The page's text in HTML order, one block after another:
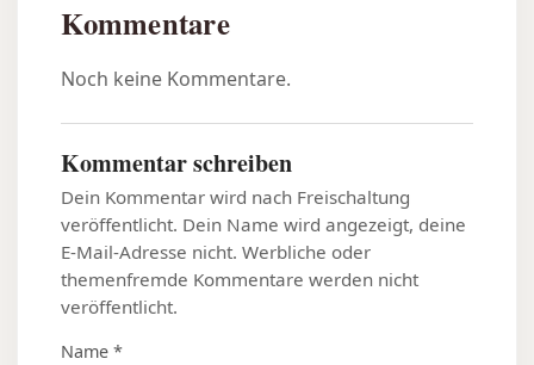
Kommentare
Noch keine Kommentare.
Kommentar schreiben
Dein Kommentar wird nach Freischaltung
veröffentlicht. Dein Name wird angezeigt, deine
E-Mail-Adresse nicht. Werbliche oder
themenfremde Kommentare werden nicht
veröffentlicht.
Name *